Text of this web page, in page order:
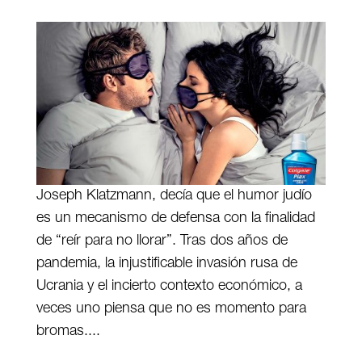
Joseph Klatzmann, decía que el humor judío
es un mecanismo de defensa con la finalidad
de “reír para no llorar”. Tras dos años de
pandemia, la injustificable invasión rusa de
Ucrania y el incierto contexto económico, a
veces uno piensa que no es momento para
bromas....